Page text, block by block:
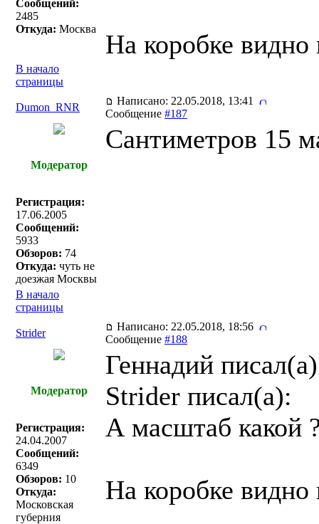
Сообщений:
2485
Откуда: Москва
На коробке видно
В начало
страницы
Dumon_RNR
Написано: 22.05.2018, 13:41
Сообщение #187
Модератор
Регистрация:
17.06.2005
Сообщений:
5933
Обзоров: 74
Откуда: чуть не
доезжая Москвы
Сантиметров 15
В начало
страницы
Strider
Написано: 22.05.2018, 18:56
Сообщение #188
Модератор
Регистрация:
24.04.2007
Сообщений:
6349
Обзоров: 10
Откуда:
Московская
губерния
Геннадий
Strider писал(a):
А масштаб какой
На коробке видно